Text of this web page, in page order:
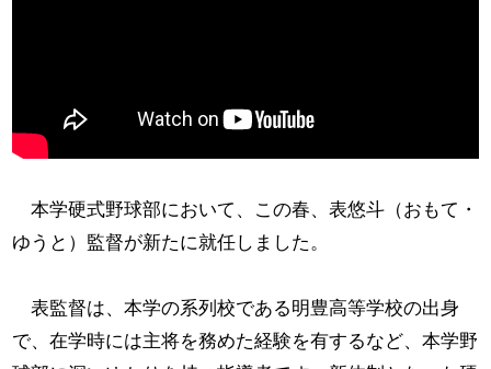
本学硬式野球部において、この春、表悠斗（おもて・
ゆうと）監督が新たに就任しました。
表監督は、本学の系列校である明豊高等学校の出身
で、在学時には主将を務めた経験を有するなど、本学野